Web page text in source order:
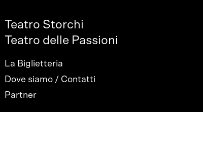
Teatro Storchi
Teatro delle Passioni
La Biglietteria
Dove siamo / Contatti
Partner